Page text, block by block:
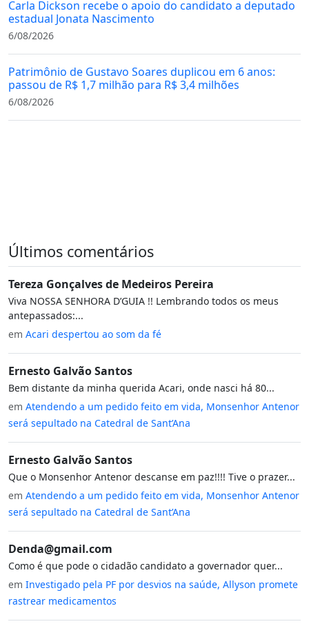
Carla Dickson recebe o apoio do candidato a deputado
estadual Jonata Nascimento
6/08/2026
Patrimônio de Gustavo Soares duplicou em 6 anos:
passou de R$ 1,7 milhão para R$ 3,4 milhões
6/08/2026
Últimos comentários
Tereza Gonçalves de Medeiros Pereira
Viva NOSSA SENHORA D’GUIA !! Lembrando todos os meus
antepassados:...
em Acari despertou ao som da fé
Ernesto Galvão Santos
Bem distante da minha querida Acari, onde nasci há 80...
em Atendendo a um pedido feito em vida, Monsenhor Antenor
será sepultado na Catedral de Sant’Ana
Ernesto Galvão Santos
Que o Monsenhor Antenor descanse em paz!!!! Tive o prazer...
em Atendendo a um pedido feito em vida, Monsenhor Antenor
será sepultado na Catedral de Sant’Ana
Denda@gmail.com
Como é que pode o cidadão candidato a governador quer...
em Investigado pela PF por desvios na saúde, Allyson promete
rastrear medicamentos